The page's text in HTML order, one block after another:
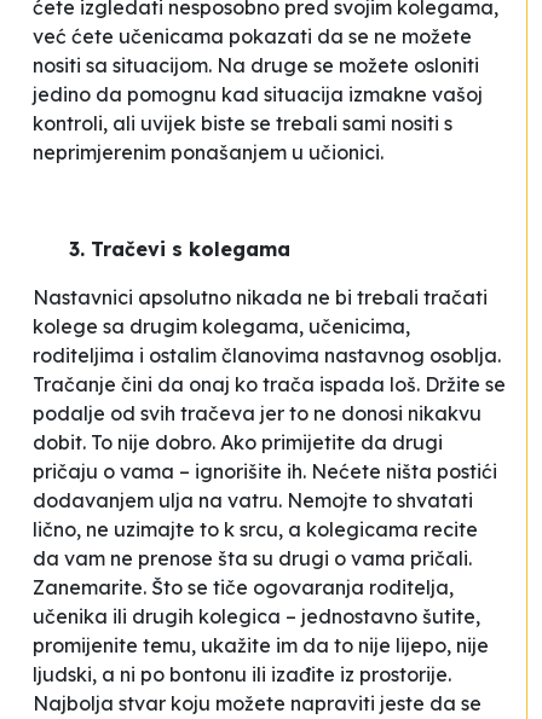
ćete izgledati nesposobno pred svojim kolegama,
već ćete učenicama pokazati da se ne možete
nositi sa situacijom. Na druge se možete osloniti
jedino da pomognu kad situacija izmakne vašoj
kontroli, ali uvijek biste se trebali sami nositi s
neprimjerenim ponašanjem u učionici.
3. Tračevi s kolegama
Nastavnici apsolutno nikada ne bi trebali tračati
kolege sa drugim kolegama, učenicima,
roditeljima i ostalim članovima nastavnog osoblja.
Tračanje čini da onaj ko trača ispada loš. Držite se
podalje od svih tračeva jer to ne donosi nikakvu
dobit. To nije dobro. Ako primijetite da drugi
pričaju o vama – ignorišite ih. Nećete ništa postići
dodavanjem ulja na vatru. Nemojte to shvatati
lično, ne uzimajte to k srcu, a kolegicama recite
da vam ne prenose šta su drugi o vama pričali.
Zanemarite. Što se tiče ogovaranja roditelja,
učenika ili drugih kolegica – jednostavno šutite,
promijenite temu, ukažite im da to nije lijepo, nije
ljudski, a ni po bontonu ili izađite iz prostorije.
Najbolja stvar koju možete napraviti jeste da se